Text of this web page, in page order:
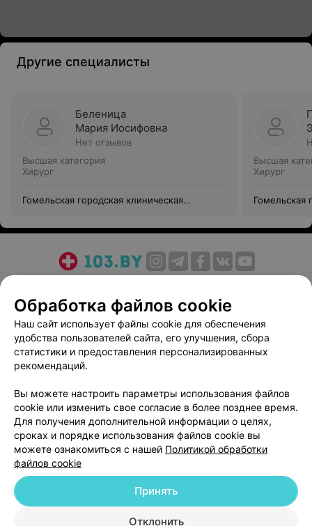
Другие специалисты
Беленица
Мария Иосифовна
Нет отзывов
Высшая категория
Хирург
Гомельская городская клиническая
Высшая
Хирург
Гомельская
Медицинский маркетинг
Публичный договор
Пользовательское соглашение
Способы оплаты
Вакансии
Партнеры
Написать руководителю 103.by
Персональные настройки cookie
Обработка персональных данных
Обработка файлов cookie
Наш сайт использует файлы cookie для обеспечения
удобства пользователей сайта, его улучшения, сбора
статистики и предоставления персонализированных
рекомендаций.
Вы можете настроить параметры использования файлов
cookie или изменить свое согласие в более позднее время.
Для получения дополнительной информации о целях,
сроках и порядке использования файлов cookie вы
можете ознакомиться с нашей Политикой обработки
файлов cookie
Отклонить
Принять